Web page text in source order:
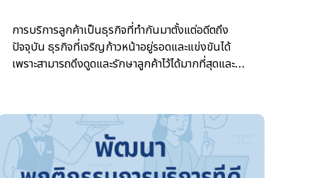
การบริการลูกค้าเป็นธุรกิจที่ทำกันมาตั้งแต่อดีตถึง
ปัจจุบัน ธุรกิจที่เจริญก้าวหน้าอยู่รอดและแข่งขันได้
เพราะสามารถดึงดูดและรักษาลูกค้าไว้ได้มากที่สุดและ
ใจอย่างต่อเนื่องในคุณภาพการบริการที่ได้รับจาก
พนักงานผู้ให้บริการที่ทำหน้าที่ของตนเองด้วยบริการที่
“เป็นเลิศ”